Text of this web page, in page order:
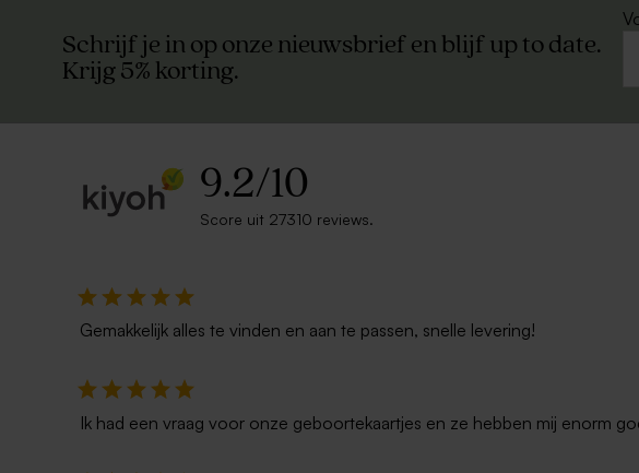
Houten memory box | klapdeksel
Schrijf je in op onze nieuwsbrief en blijf up to date.
Krijg 5% korting.
9.2/10
Score uit 27310 reviews.
Gemakkelijk alles te vinden en aan te passen, snelle levering!
Ik had een vraag voor onze geboortekaartjes en ze hebben mij enorm